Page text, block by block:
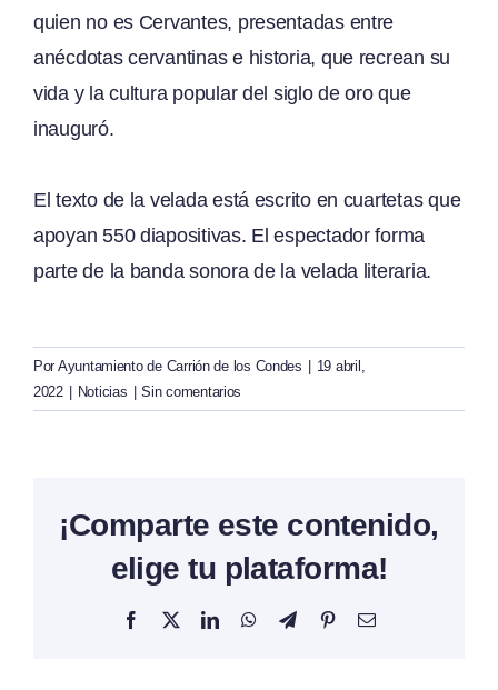
quien no es Cervantes, presentadas entre
anécdotas cervantinas e historia, que recrean su
vida y la cultura popular del siglo de oro que
inauguró.
El texto de la velada está escrito en cuartetas que
apoyan 550 diapositivas. El espectador forma
parte de la banda sonora de la velada literaria.
Por Ayuntamiento de Carrión de los Condes
19 abril,
2022
Noticias Sin comentarios
¡Comparte este contenido,
elige tu plataforma!
Facebook
X LinkedInWhatsAppTelegramPinterestCorreo